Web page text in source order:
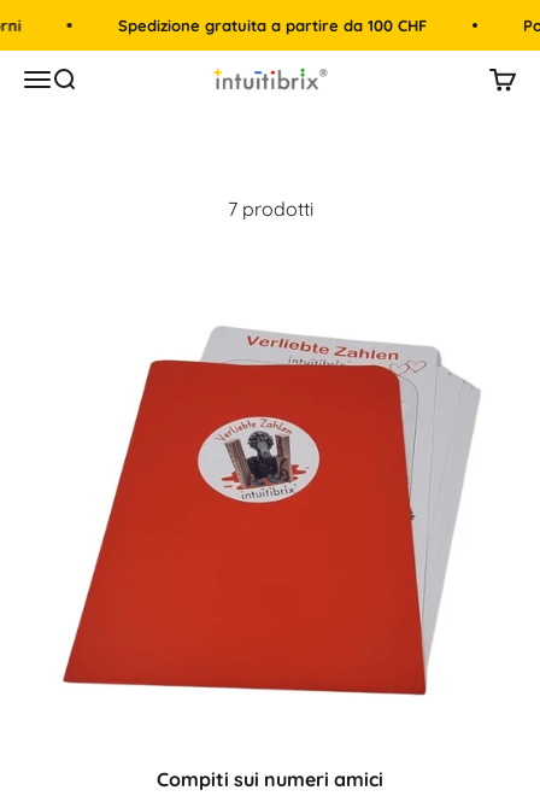
Vai al contenutoSpedizione gratuita a partire da 100 CHF
MenùCerca intuitibrix.ch | Spielend Mathe lernen
7 prodotti
Compiti sui numeri amici